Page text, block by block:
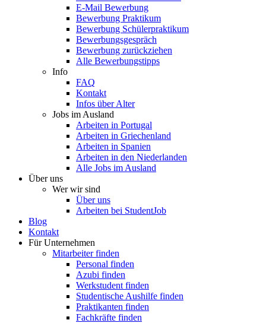
E-Mail Bewerbung
Bewerbung Praktikum
Bewerbung Schülerpraktikum
Bewerbungsgespräch
Bewerbung zurückziehen
Alle Bewerbungstipps
Info
FAQ
Kontakt
Infos über Alter
Jobs im Ausland
Arbeiten in Portugal
Arbeiten in Griechenland
Arbeiten in Spanien
Arbeiten in den Niederlanden
Alle Jobs im Ausland
Über uns
Wer wir sind
Über uns
Arbeiten bei StudentJob
Blog
Kontakt
Für Unternehmen
Mitarbeiter finden
Personal finden
Azubi finden
Werkstudent finden
Studentische Aushilfe finden
Praktikanten finden
Fachkräfte finden